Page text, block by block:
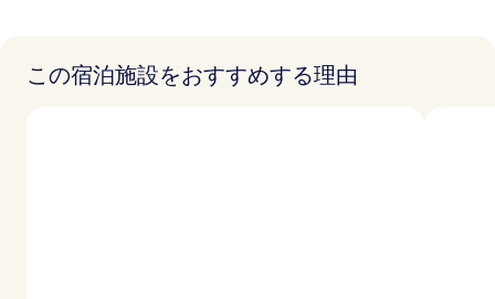
この宿泊施設をおすすめする理由